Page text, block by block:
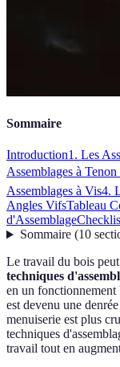
Sommaire
Introduction1. Les
Assemblages à
Assemblages à Vis4.
Angles VifsTableau
d'Assemblage
Sommaire(10
Le travail du bois
techniques
en un
est devenu une
menuiserie est plus
techniques
travail tout en